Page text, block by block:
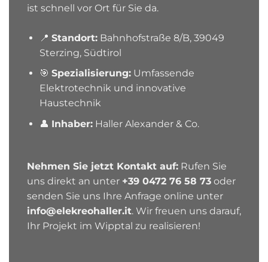
ist schnell vor Ort für Sie da.
📍 Standort:Bahnhofstraße 8/B, 39049
Sterzing, Südtirol
🎯 Spezialisierung:Umfassende
Elektrotechnik und innovative
Haustechnik
👤 Inhaber:Haller Alexander & Co.
Nehmen Sie jetzt Kontakt auf: Rufen Sie
uns direkt an unter +39 0472 76 58 73 oder
senden Sie uns Ihre Anfrage online unter
info@elekreohaller.it. Wir freuen uns darauf,
Ihr Projekt im Wipptal zu realisieren!